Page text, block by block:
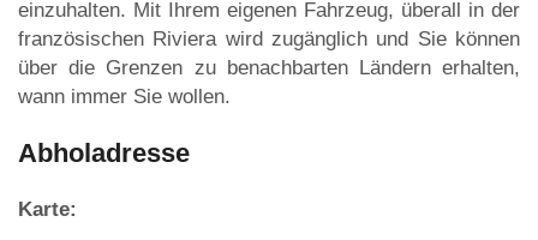
einzuhalten. Mit Ihrem eigenen Fahrzeug, überall in der
französischen Riviera wird zugänglich und Sie können
über die Grenzen zu benachbarten Ländern erhalten,
wann immer Sie wollen.
Abholadresse
Karte: